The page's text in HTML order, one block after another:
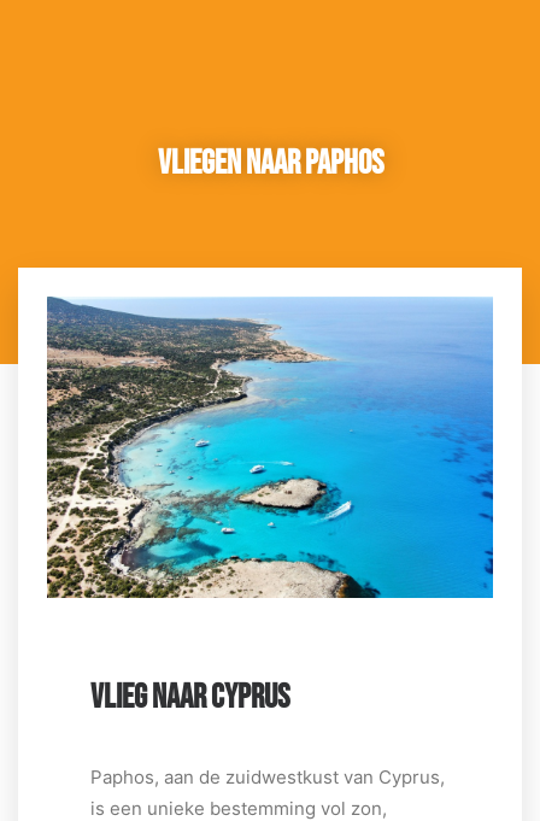
Vliegen naar Paphos
VLIEG NAAR CYPRUS
Paphos, aan de zuidwestkust van Cyprus,
is een unieke bestemming vol zon,